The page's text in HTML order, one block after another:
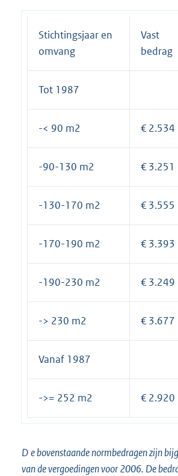
Stichtingsjaar en
omvang
Vast
bedrag
Tot 1987
-< 90 m2 € 2.534
-90-130 m2 € 3.251
-130-170 m2 € 3.555
-170-190 m2 € 3.393
-190-230 m2 € 3.249
-> 230 m2 € 3.677
Vanaf 1987
->= 252 m2 € 2.920
De bovenstaande normbedragen zijn
van de vergoedingen voor 2006. De